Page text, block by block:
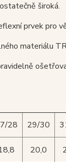
široká.
prvek pro
materiálu
28 29/30
20,0